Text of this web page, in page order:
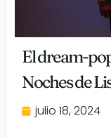
El dream-
Noches de
julio 18, 2024